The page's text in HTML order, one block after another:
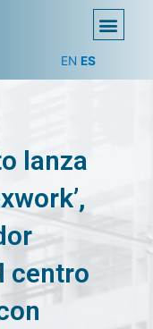
EN ES
lanza
centro